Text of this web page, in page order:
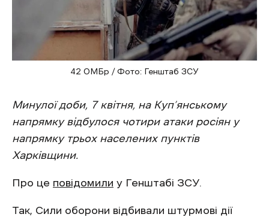
42 ОМБр / Фото: Генштаб ЗСУ
Минулої доби, 7 квітня, на Куп’янському
напрямку відбулося чотири атаки росіян у
напрямку трьох населених пунктів
Харківщини.
Про це повідомили у Генштабі ЗСУ.
Так, Сили оборони відбивали штурмові дії